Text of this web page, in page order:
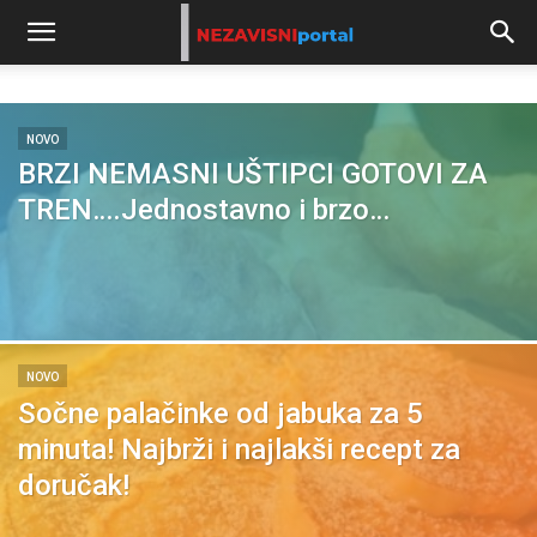
NOVO
BRZI NEMASNI UŠTIPCI GOTOVI ZA
TREN….Jednostavno i brzo…
NOVO
Sočne palačinke od jabuka za 5
minuta! Najbrži i najlakši recept za
doručak!